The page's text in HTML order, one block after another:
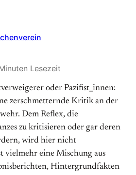
Lesezeit
oder Pazifist_innen:
zerschmetternde Kritik an der
Dem Reflex, die
zu kritisieren oder gar deren
wird hier nicht
vielmehr eine Mischung aus
Hintergrundfakten